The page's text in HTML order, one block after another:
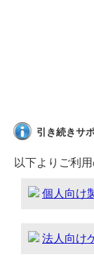
引き続きサ
以下よりご利
個人向け
法人向け